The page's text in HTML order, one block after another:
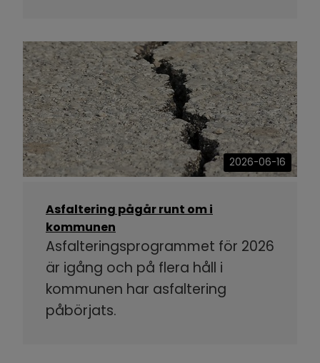
2026-06-16
Asfaltering pågår runt om i
kommunen
Asfalteringsprogrammet för 2026
är igång och på flera håll i
kommunen har asfaltering
påbörjats.